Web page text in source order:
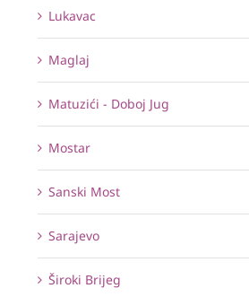
Lukavac
Maglaj
Matuzići - Doboj Jug
Mostar
Sanski Most
Sarajevo
Široki Brijeg